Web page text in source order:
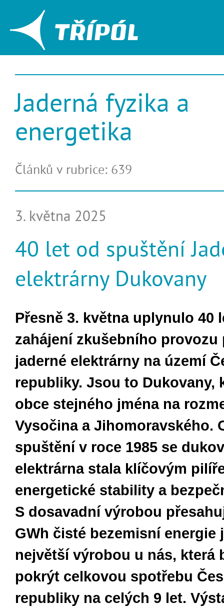
Jaderná fyzika a
energetika
Článků v rubrice: 639
3. května 2025
40 let od spuštění
elektrárny Dukovany
Přesně 3. května uplynulo 40
zahájení zkušebního provozu
jaderné elektrárny na území
republiky. Jsou to Dukovany,
obce stejného jména na
Vysočina a Jihomoravského.
spuštění v roce 1985 se
elektrárna stala klíčovým
energetické stability a
S dosavadní výrobou
GWh čisté bezemisní energie
největší výrobou u nás, která
pokrýt celkovou spotřebu
republiky na celých 9 let.